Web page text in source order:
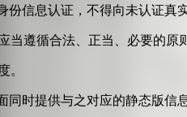
份信息认证，不得向未认证
当遵循合法、正当、必要的
。
同时提供与之对应的静态版信